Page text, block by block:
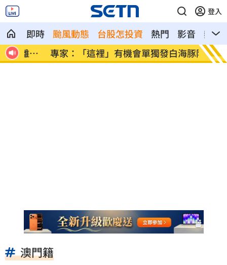
登入
即時 颱風動態 台股怎投資 熱門 影音
熱搜
職
專家：「這裡」有機會單獨發白海豚陸警
印度
機
澳門籍